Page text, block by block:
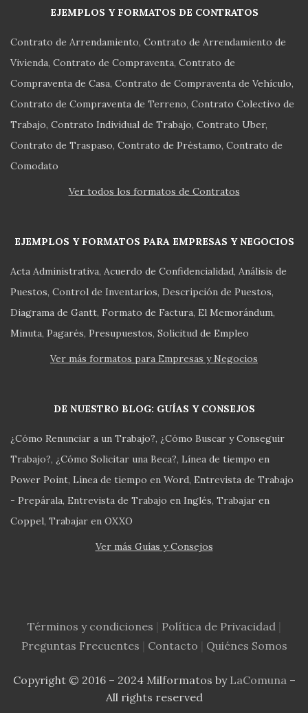
EJEMPLOS Y FORMATOS DE CONTRATOS
Contrato de Arrendamiento Contrato de Arrendamiento de
Vivienda Contrato de Compraventa Contrato de
Compraventa de Casa Contrato de Compraventa de Vehículo
Contrato de Compraventa de Terreno Contrato Colectivo de
Trabajo Contrato Individual de Trabajo Contrato Uber
Contrato de Traspaso Contrato de Préstamo Contrato de
Comodato
Ver todos los formatos de Contratos
EJEMPLOS Y FORMATOS PARA EMPRESAS Y NEGOCIOS
Acta Administrativa Acuerdo de Confidencialidad Análisis de
Puestos Control de Inventarios Descripción de Puestos
Diagrama de Gantt Formato de Factura El Memorándum
Minuta Pagarés Presupuestos Solicitud de Empleo
Ver más formatos para Empresas y Negocios
DE NUESTRO BLOG: GUÍAS Y CONSEJOS
¿Cómo Renunciar a un Trabajo? ¿Cómo Buscar y Conseguir
Trabajo? ¿Cómo Solicitar una Beca? Línea de tiempo en
Power Point Línea de tiempo en Word Entrevista de Trabajo
- Prepárala Entrevista de Trabajo en Inglés Trabajar en
Coppel Trabajar en OXXO
Ver más Guías y Consejos
Términos y condiciones Política de Privacidad
Preguntas Frecuentes
Contacto Quiénes Somos
Copyright © 2016 – 2024 Milformatos by LaComuna –
All rights reserved